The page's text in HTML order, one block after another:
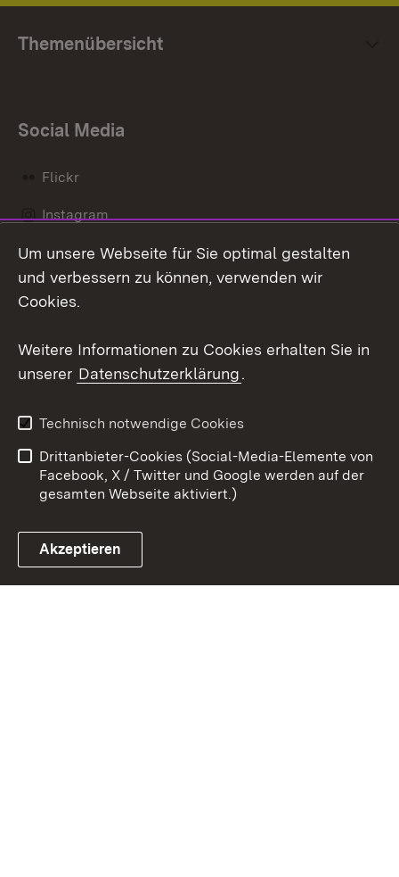
Themenübersicht
Social Media
Flickr
Instagram
Social Wall
Link zum Landesportal
Barrierefreiheit
Benutzungshinweise
Impressum
Cookies
Um unsere Webseite für Sie optimal gestalten
und verbessern zu können, verwenden wir
Cookies.
Weitere Informationen zu Cookies erhalten Sie in
unserer Datenschutzerklärung.
Technisch notwendige Cookies
Drittanbieter-Cookies (Social-Media-Elemente von
Facebook, X / Twitter und Google werden auf der
gesamten Webseite aktiviert.)
Akzeptieren